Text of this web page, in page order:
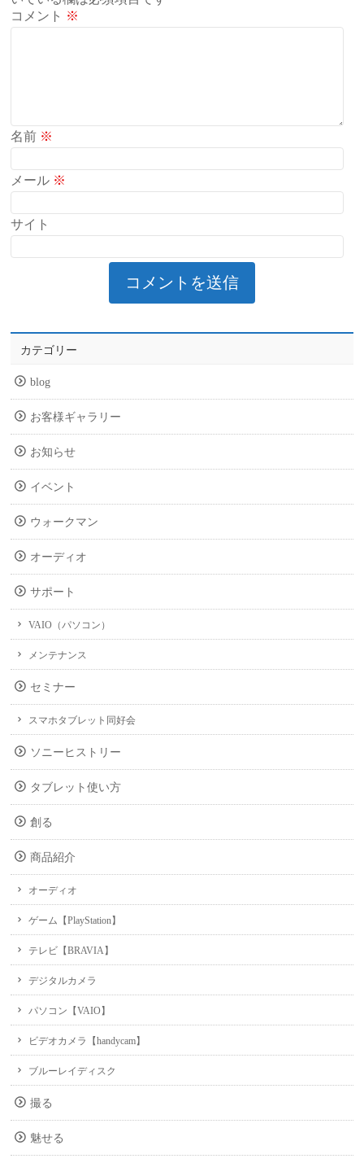
コメント ※
名前 ※
メール ※
サイト
カテゴリー
blog
お客様ギャラリー
お知らせ
イベント
ウォークマン
オーディオ
サポート
VAIO（パソコン）
メンテナンス
セミナー
スマホタブレット同好会
ソニーヒストリー
タブレット使い方
創る
商品紹介
オーディオ
ゲーム【PlayStation】
テレビ【BRAVIA】
デジタルカメラ
パソコン【VAIO】
ビデオカメラ【handycam】
ブルーレイディスク
撮る
魅せる